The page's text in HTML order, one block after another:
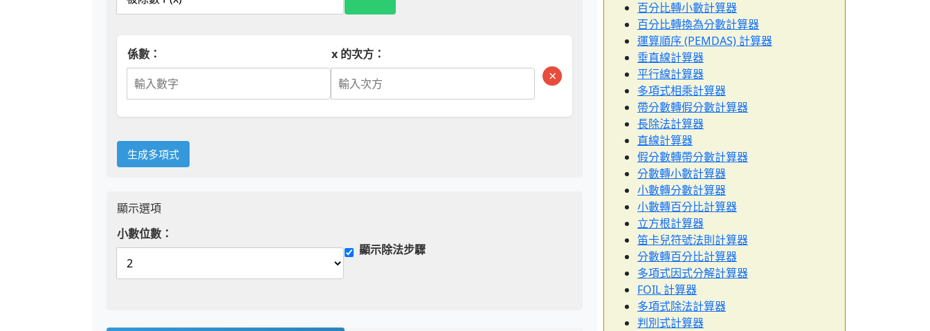
係數： x 的次方：
×
生成多項式
顯示選項
小數位數：
顯示除法步驟
百分比轉小數計算器
百分比轉換為分數計算器
運算順序 (PEMDAS) 計算器
垂直線計算器
平行線計算器
多項式相乘計算器
帶分數轉假分數計算器
長除法計算器
直線計算器
假分數轉帶分數計算器
分數轉小數計算器
小數轉分數計算器
小數轉百分比計算器
立方根計算器
笛卡兒符號法則計算器
分數轉百分比計算器
多項式因式分解計算器
FOIL 計算器
多項式除法計算器
判別式計算器